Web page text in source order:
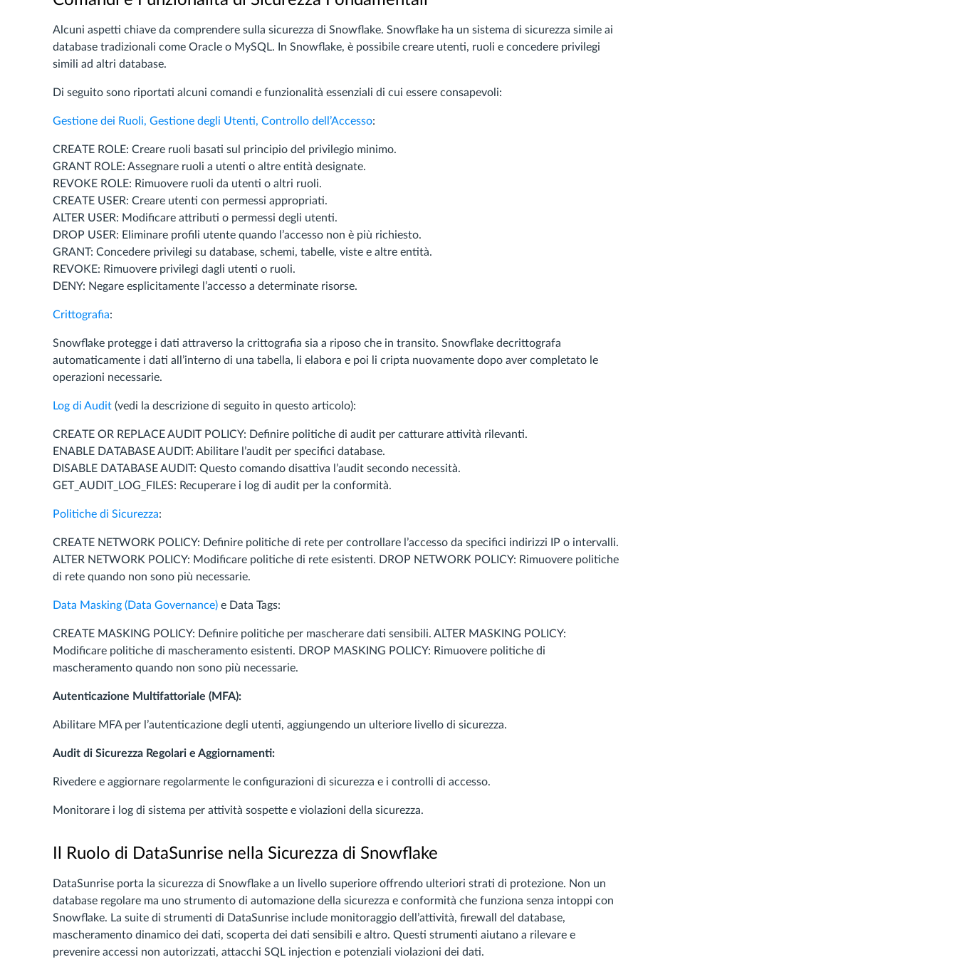
Alcuni aspetti chiave da comprendere sulla sicurezza di Snowflake. Snowflake ha un sistema di sicurezza simile ai
database tradizionali come Oracle o MySQL. In Snowflake, è possibile creare utenti, ruoli e concedere privilegi
simili ad altri database.
Di seguito sono riportati alcuni comandi e funzionalità essenziali di cui essere consapevoli:
Gestione dei Ruoli, Gestione degli Utenti, Controllo dell’Accesso:
CREATE ROLE: Creare ruoli basati sul principio del privilegio minimo.
GRANT ROLE: Assegnare ruoli a utenti o altre entità designate.
REVOKE ROLE: Rimuovere ruoli da utenti o altri ruoli.
CREATE USER: Creare utenti con permessi appropriati.
ALTER USER: Modificare attributi o permessi degli utenti.
DROP USER: Eliminare profili utente quando l’accesso non è più richiesto.
GRANT: Concedere privilegi su database, schemi, tabelle, viste e altre entità.
REVOKE: Rimuovere privilegi dagli utenti o ruoli.
DENY: Negare esplicitamente l’accesso a determinate risorse.
Crittografia:
Snowflake protegge i dati attraverso la crittografia sia a riposo che in transito. Snowflake decrittografa
automaticamente i dati all’interno di una tabella, li elabora e poi li cripta nuovamente dopo aver completato le
operazioni necessarie.
Log di Audit (vedi la descrizione di seguito in questo articolo):
CREATE OR REPLACE AUDIT POLICY: Definire politiche di audit per catturare attività rilevanti.
ENABLE DATABASE AUDIT: Abilitare l’audit per specifici database.
DISABLE DATABASE AUDIT: Questo comando disattiva l’audit secondo necessità.
GET_AUDIT_LOG_FILES: Recuperare i log di audit per la conformità.
Politiche di Sicurezza:
CREATE NETWORK POLICY: Definire politiche di rete per controllare l’accesso da specifici indirizzi IP o intervalli.
ALTER NETWORK POLICY: Modificare politiche di rete esistenti. DROP NETWORK POLICY: Rimuovere politiche
di rete quando non sono più necessarie.
Data Masking (Data Governance) e Data Tags:
CREATE MASKING POLICY: Definire politiche per mascherare dati sensibili. ALTER MASKING POLICY:
Modificare politiche di mascheramento esistenti. DROP MASKING POLICY: Rimuovere politiche di
mascheramento quando non sono più necessarie.
Autenticazione Multifattoriale (MFA):
Abilitare MFA per l’autenticazione degli utenti, aggiungendo un ulteriore livello di sicurezza.
Audit di Sicurezza Regolari e Aggiornamenti:
Rivedere e aggiornare regolarmente le configurazioni di sicurezza e i controlli di accesso.
Monitorare i log di sistema per attività sospette e violazioni della sicurezza.
Il Ruolo di DataSunrise nella Sicurezza di Snowflake
DataSunrise porta la sicurezza di Snowflake a un livello superiore offrendo ulteriori strati di protezione. Non un
database regolare ma uno strumento di automazione della sicurezza e conformità che funziona senza intoppi con
Snowflake. La suite di strumenti di DataSunrise include monitoraggio dell’attività, firewall del database,
mascheramento dinamico dei dati, scoperta dei dati sensibili e altro. Questi strumenti aiutano a rilevare e
prevenire accessi non autorizzati, attacchi SQL injection e potenziali violazioni dei dati.